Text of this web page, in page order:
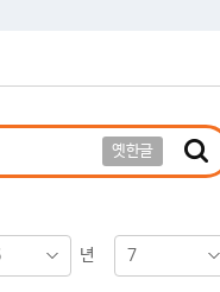
옛한글
년 7